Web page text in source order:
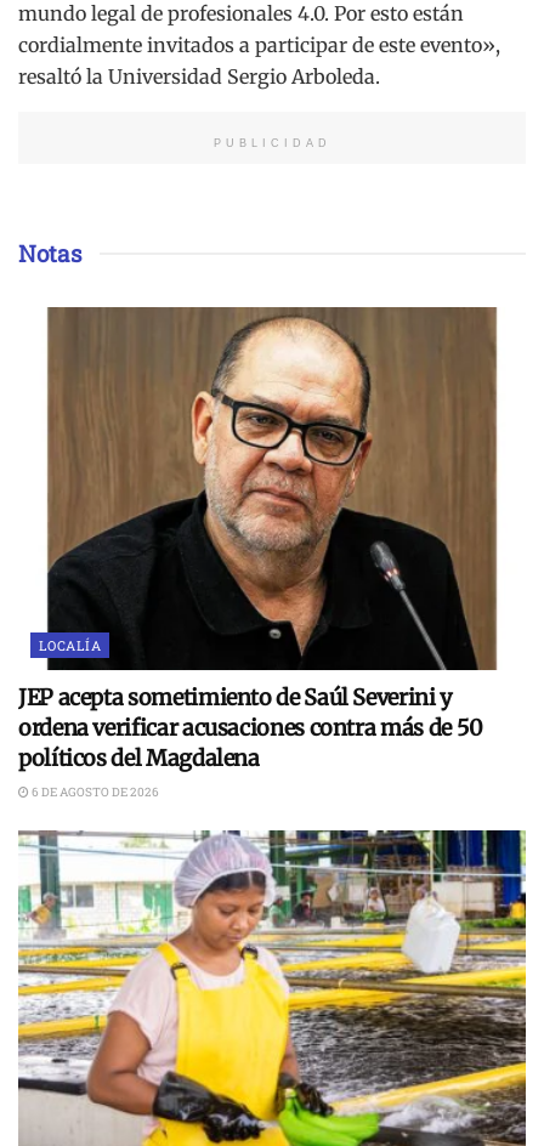
mundo legal de profesionales 4.0. Por esto están
cordialmente invitados a participar de este evento»,
resaltó la Universidad Sergio Arboleda.
PUBLICIDAD
Notas
LOCALÍA
JEP acepta sometimiento de Saúl Severini y
ordena verificar acusaciones contra más de 50
políticos del Magdalena
6 DE AGOSTO DE 2026